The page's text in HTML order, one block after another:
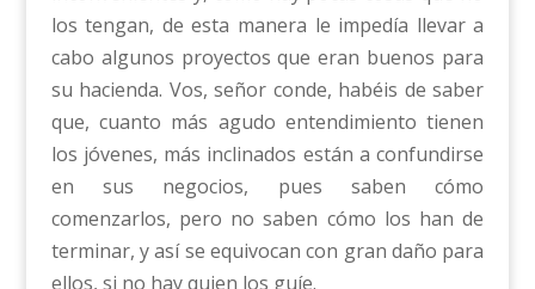
los tengan, de esta manera le impedía llevar a
cabo algunos proyectos que eran buenos para
su hacienda. Vos, señor conde, habéis de saber
que, cuanto más agudo entendimiento tienen
los jóvenes, más inclinados están a confundirse
en sus negocios, pues saben cómo
comenzarlos, pero no saben cómo los han de
terminar, y así se equivocan con gran daño para
ellos, si no hay quien los guíe.